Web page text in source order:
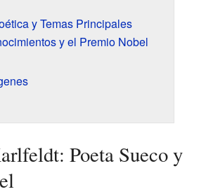
y Temas Principales
y el Premio Nobel
Poeta Sueco y